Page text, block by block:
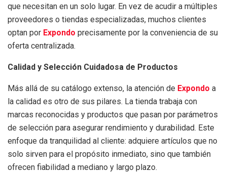
que necesitan en un solo lugar. En vez de acudir a múltiples
proveedores o tiendas especializadas, muchos clientes
optan por Expondo precisamente por la conveniencia de su
oferta centralizada.
Calidad y Selección Cuidadosa de Productos
Más allá de su catálogo extenso, la atención de Expondo a
la calidad es otro de sus pilares. La tienda trabaja con
marcas reconocidas y productos que pasan por parámetros
de selección para asegurar rendimiento y durabilidad. Este
enfoque da tranquilidad al cliente: adquiere artículos que no
solo sirven para el propósito inmediato, sino que también
ofrecen fiabilidad a mediano y largo plazo.